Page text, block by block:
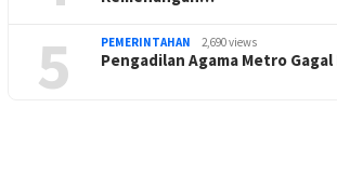
5 PEMERINTAHAN 2,690 views
Pengadilan Agama Metro